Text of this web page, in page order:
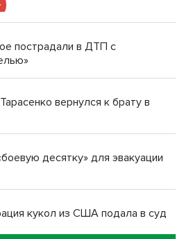
пострадали в ДТП с
вернулся к брату в
десятку» для эвакуации
кукол из США подала в суд